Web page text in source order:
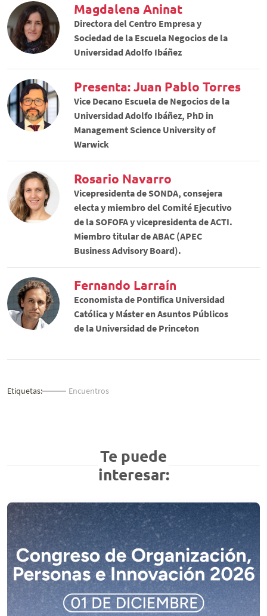
Magdalena Aninat
Directora del Centro Empresa y
Sociedad de la Escuela Negocios de la
Universidad Adolfo Ibáñez
Presenta: Juan Pablo Torres
Vice Decano Escuela de Negocios de la
Universidad Adolfo Ibáñez, PhD in
Management Science University of
Warwick
Rosario Navarro
Vicepresidenta de SONDA, consejera
electa y miembro del Comité Ejecutivo
de la SOFOFA y vicepresidenta de ACTI.
Miembro titular de ABAC (APEC
Business Advisory Board).
Fernando Larraín
Economista de Pontifica Universidad
Católica y Máster en Asuntos Públicos
de la Universidad de Princeton
Etiquetas: Encuentros
Te puede
interesar: